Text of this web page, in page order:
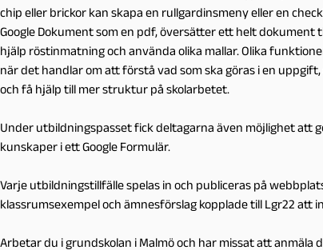
chip eller brickor kan skapa en rullgardinsmeny eller en
Google Dokument som en pdf, översätter ett helt
hjälp röstinmatning och använda olika mallar. Olika
när det handlar om att förstå vad som ska göras i en
och få hjälp till mer struktur på skolarbetet.
Under utbildningspasset fick deltagarna även möjlighet att
kunskaper i ett Google Formulär.
Varje utbildningstillfälle spelas in och publiceras på
klassrumsexempel och ämnesförslag kopplade till Lgr22 att
Arbetar du i grundskolan i Malmö och har missat att